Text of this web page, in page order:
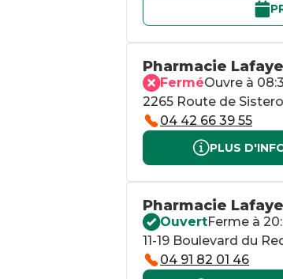
Pharmacie
FerméOuvre à
2265 Route de
04 42 66 39 55
PLUS
Pharmacie
OuvertFerme à
11-19 Boulevard du
04 91 82 01 46